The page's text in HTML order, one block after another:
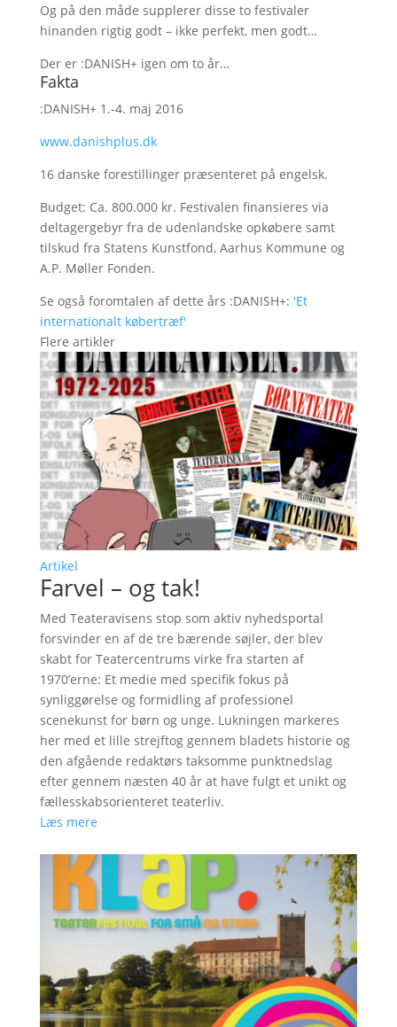
Og på den måde supplerer disse to festivaler
hinanden rigtig godt – ikke perfekt, men godt…
Der er :DANISH+ igen om to år…
Fakta
:DANISH+ 1.-4. maj 2016
www.danishplus.dk
16 danske forestillinger præsenteret på engelsk.
Budget: Ca. 800.000 kr. Festivalen finansieres via
deltagergebyr fra de udenlandske opkøbere samt
tilskud fra Statens Kunstfond, Aarhus Kommune og
A.P. Møller Fonden.
Se også foromtalen af dette års :DANISH+: 'Et
internationalt købertræf'
Flere artikler
Artikel
Farvel – og tak!
Med Teateravisens stop som aktiv nyhedsportal
forsvinder en af de tre bærende søjler, der blev
skabt for Teatercentrums virke fra starten af
1970’erne: Et medie med specifik fokus på
synliggørelse og formidling af professionel
scenekunst for børn og unge. Lukningen markeres
her med et lille strejftog gennem bladets historie og
den afgående redaktørs taksomme punktnedslag
efter gennem næsten 40 år at have fulgt et unikt og
fællesskabsorienteret teaterliv.
Læs mere